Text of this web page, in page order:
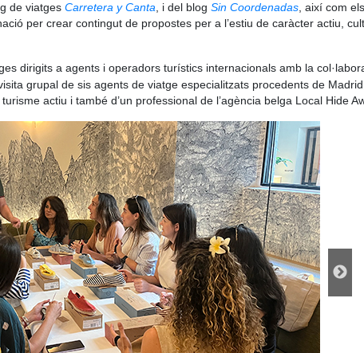
de viatges Carretera y Canta , i del blog Sin Coordenadas , així com
per crear contingut de propostes per a l’estiu de caràcter actiu,
dirigits a agents i operadors turístics internacionals amb la
grupal de sis agents de viatge especialitzats procedents de
actiu i també d’un professional de l’agència belga Local Hide